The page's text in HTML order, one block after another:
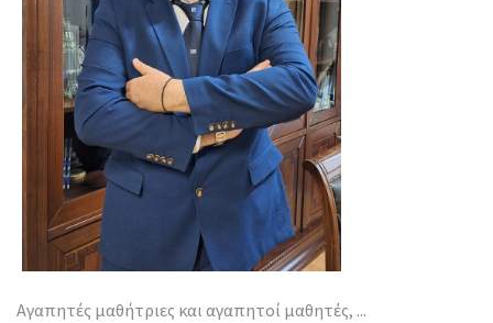
Αγαπητές μαθήτριες και αγαπητοί μαθητές, ...